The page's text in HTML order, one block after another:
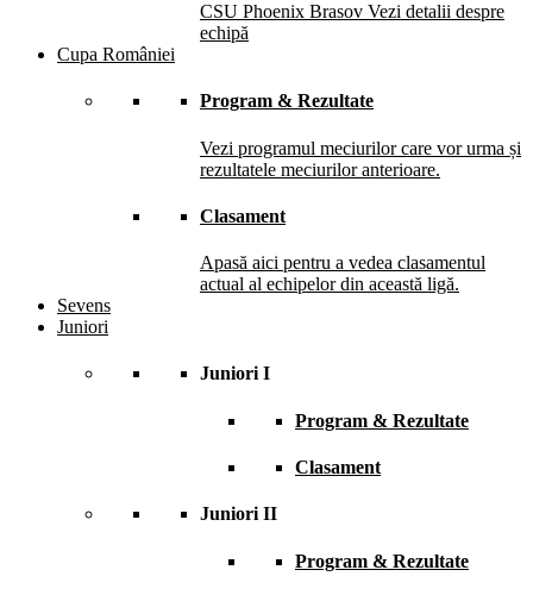
CSU Phoenix Brasov Vezi detalii despre
echipă
Cupa României
Program & Rezultate
Vezi programul meciurilor care vor urma și
rezultatele meciurilor anterioare.
Clasament
Apasă aici pentru a vedea clasamentul
actual al echipelor din această ligă.
Sevens
Juniori
Juniori I
Program & Rezultate
Clasament
Juniori II
Program & Rezultate